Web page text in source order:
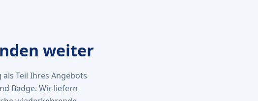
weiter
Teil Ihres Angebots
Badge. Wir liefern